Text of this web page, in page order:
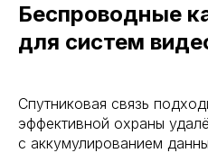
Беспроводные
для систем
Спутниковая связь
эффективной охраны
с аккумулированием